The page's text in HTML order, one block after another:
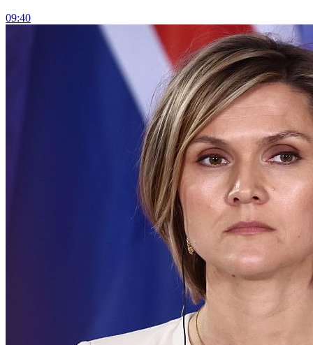
09:40